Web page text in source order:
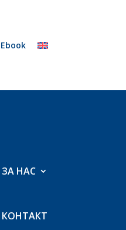
Ebook
ЗА НАС
КОНТАКТ